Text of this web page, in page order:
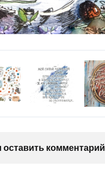
комментарий